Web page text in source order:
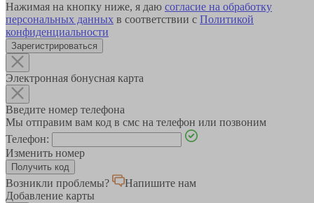
Нажимая на кнопку ниже, я даю согласие на обработку
персональных данных в соответствии с Политикой
конфиденциальности
Зарегистрироваться
Электронная бонусная карта
Введите номер телефона
Мы отправим вам код в смс на телефон или позвоним
Телефон:
Изменить номер
Возникли проблемы?
Напишите нам
Добавление карты